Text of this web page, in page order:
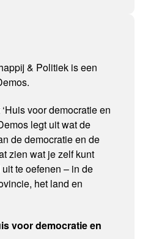
& Politiek is een
voor democratie en
legt uit wat de
de democratie en de
zien wat je zelf kunt
te oefenen – in de
het land en
voor democratie en